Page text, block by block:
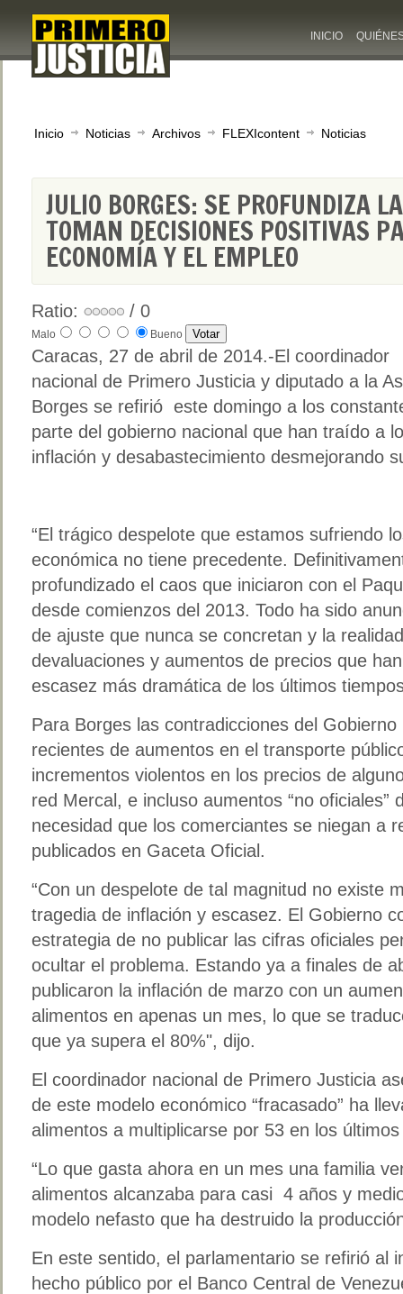
INICIO
Inicio Noticias Archivos FLEXIcontent Noticias
JULIO BORGES: SE PROFUNDIZA
TOMAN DECISIONES POSITIVAS
ECONOMÍA Y EL EMPLEO
Ratio: / 0
Malo Bueno
Caracas, 27 de abril de 2014.-El coordinador
nacional de Primero Justicia y diputado a la
Borges se refirió este domingo a los
parte del gobierno nacional que han traído a
inflación y desabastecimiento desmejorando
“El trágico despelote que estamos sufriendo
económica no tiene precedente.
profundizado el caos que iniciaron con el
desde comienzos del 2013. Todo ha sido
de ajuste que nunca se concretan y la
devaluaciones y aumentos de precios que
escasez más dramática de los últimos
Para Borges las contradicciones del
recientes de aumentos en el transporte
incrementos violentos en los precios de
red Mercal, e incluso aumentos “no oficiales”
necesidad que los comerciantes se niegan a
publicados en Gaceta Oficial.
“Con un despelote de tal magnitud no existe
tragedia de inflación y escasez. El Gobierno
estrategia de no publicar las cifras oficiales
ocultar el problema. Estando ya a finales de
publicaron la inflación de marzo con un
alimentos en apenas un mes, lo que se
que ya supera el 80%", dijo.
El coordinador nacional de Primero Justicia
de este modelo económico “fracasado” ha
alimentos a multiplicarse por 53 en los
“Lo que gasta ahora en un mes una familia
alimentos alcanzaba para casi 4 años y
modelo nefasto que ha destruido la
En este sentido, el parlamentario se refirió al
hecho público por el Banco Central de